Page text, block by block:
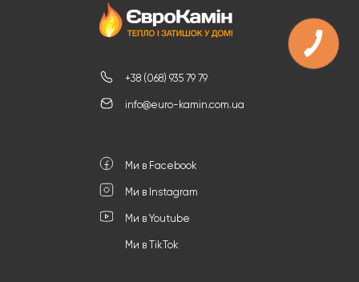
+38 (068) 935 79 79
info@euro-kamin.com.ua
Ми в Facebook
Ми в Instagram
Ми в Youtube
Ми в TikTok